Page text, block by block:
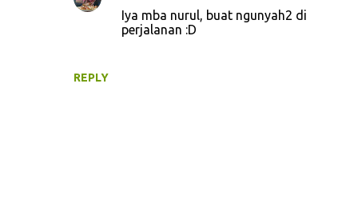
REPLY
Iya mba nurul, buat ngunyah2 di
perjalanan :D